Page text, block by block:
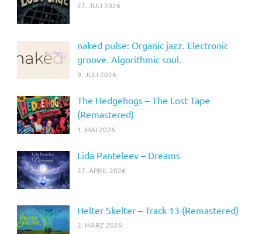
27. JULI 2026
naked pulse: Organic jazz. Electronic
groove. Algorithmic soul.
9. JULI 2026
The Hedgehogs – The Lost Tape
(Remastered)
1. MAI 2026
Lida Panteleev – Dreams
27. APRIL 2026
Helter Skelter – Track 13 (Remastered)
2. MÄRZ 2026